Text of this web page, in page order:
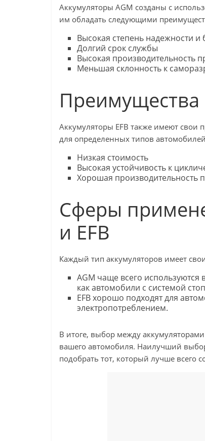
Аккумуляторы AGM созданы с
им обладать следующими
Высокая степень надежности и
Долгий срок службы
Высокая производительность
Меньшая склонность к
Преимущества
Аккумуляторы EFB также имеют
для определенных типов
Низкая стоимость
Высокая устойчивость к
Хорошая производительность
Сферы
и EFB
Каждый тип аккумуляторов имеет
AGM чаще всего используются
как автомобили с системой
EFB хорошо подходят для
электропотреблением.
В итоге, выбор между
вашего автомобиля. Наилучший
подобрать тот, который лучше всего